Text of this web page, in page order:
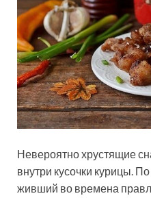
Невероятно хрустящие
внутри кусочки курицы.
живший во времена